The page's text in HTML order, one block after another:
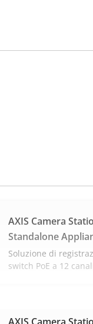
AXIS Camera
Standalone
Soluzione di
switch PoE a 12
AXIS Camera